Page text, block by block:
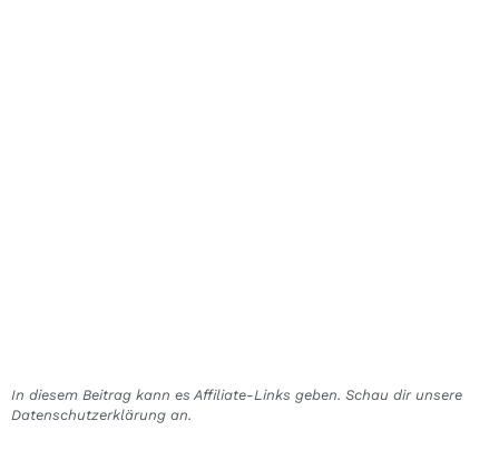
In diesem Beitrag kann es Affiliate-Links geben. Schau dir unsere
Datenschutzerklärung an.